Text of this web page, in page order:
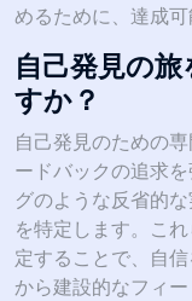
めるために、達成可
自己発見の
すか？
自己発見のための
ードバックの追求
グのような反省的
を特定します。こ
定することで、自
から建設的なフィ